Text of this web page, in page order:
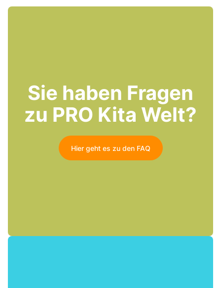
Sie haben Fragen
zu PRO Kita Welt?
Hier geht es zu den FAQ